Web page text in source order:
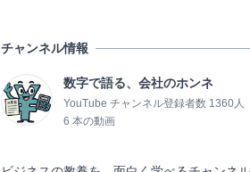
チャンネル情報
数字で語る、会社のホンネ
YouTube チャンネル登録者数 1360人
6 本の動画